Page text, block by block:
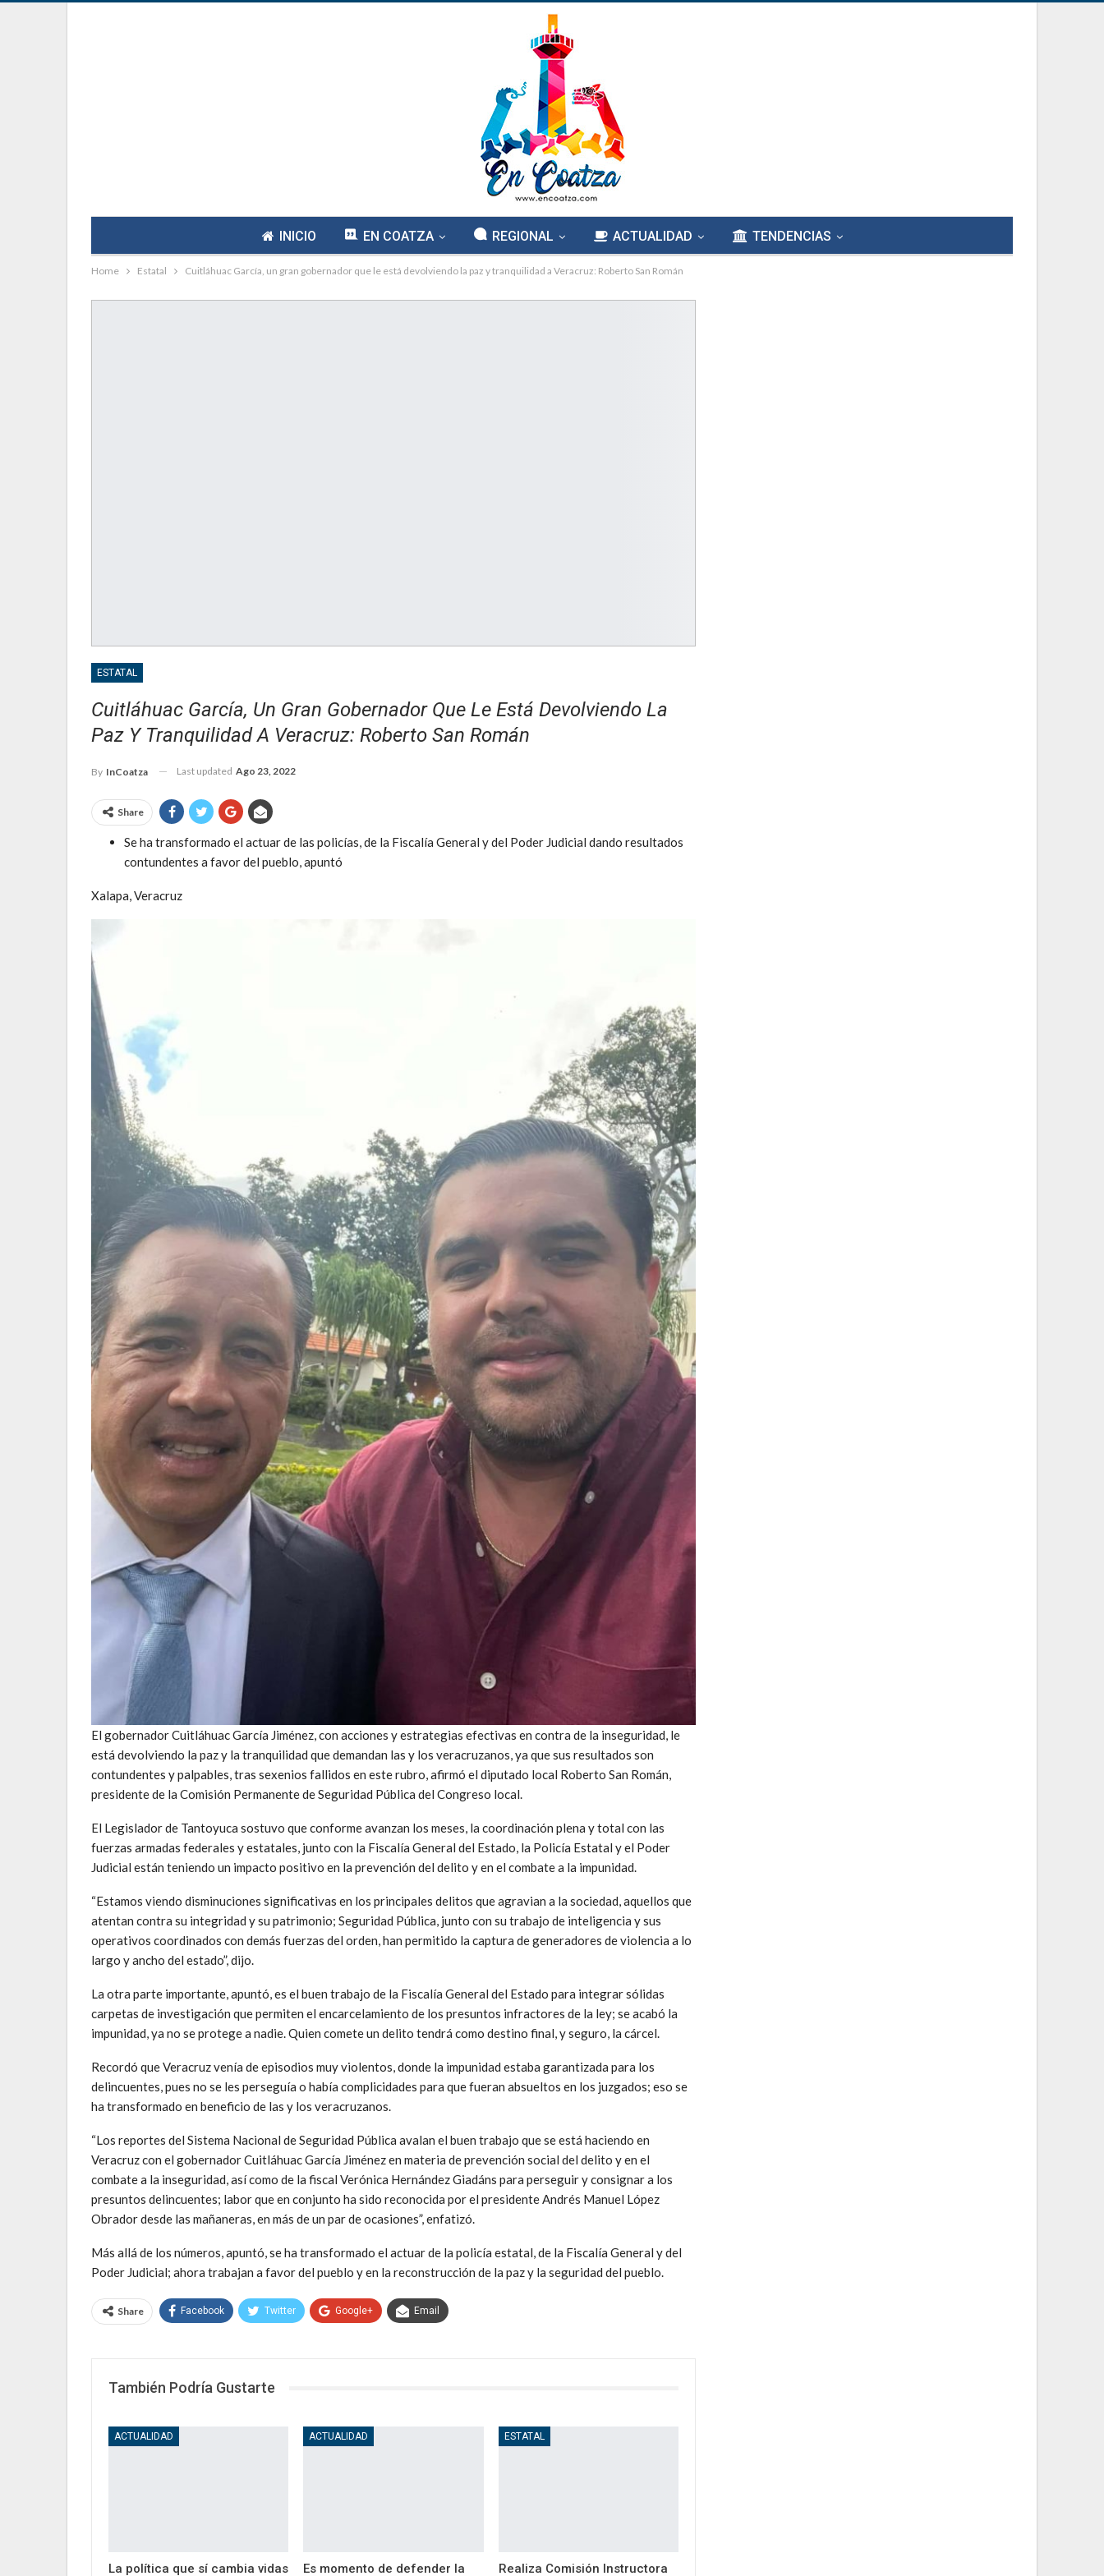
INICIO EN COATZA REGIONAL ACTUALIDAD TENDENCIAS
Home Estatal Cuitláhuac García, un gran gobernador que le está devolviendo la paz y tranquilidad a Veracruz: Roberto San Román
ESTATAL
Cuitláhuac García, Un Gran Gobernador Que Le Está Devolviendo La
Paz Y Tranquilidad A Veracruz: Roberto San Román
By InCoatza Last updated Ago 23, 2022
Share
Se ha transformado el actuar de las policías, de la Fiscalía General y del Poder Judicial dando resultados
contundentes a favor del pueblo, apuntó
Xalapa, Veracruz
El gobernador Cuitláhuac García Jiménez, con acciones y estrategias efectivas en contra de la inseguridad, le
está devolviendo la paz y la tranquilidad que demandan las y los veracruzanos, ya que sus resultados son
contundentes y palpables, tras sexenios fallidos en este rubro, afirmó el diputado local Roberto San Román,
presidente de la Comisión Permanente de Seguridad Pública del Congreso local.
El Legislador de Tantoyuca sostuvo que conforme avanzan los meses, la coordinación plena y total con las
fuerzas armadas federales y estatales, junto con la Fiscalía General del Estado, la Policía Estatal y el Poder
Judicial están teniendo un impacto positivo en la prevención del delito y en el combate a la impunidad.
“Estamos viendo disminuciones significativas en los principales delitos que agravian a la sociedad, aquellos que
atentan contra su integridad y su patrimonio; Seguridad Pública, junto con su trabajo de inteligencia y sus
operativos coordinados con demás fuerzas del orden, han permitido la captura de generadores de violencia a lo
largo y ancho del estado”, dijo.
La otra parte importante, apuntó, es el buen trabajo de la Fiscalía General del Estado para integrar sólidas
carpetas de investigación que permiten el encarcelamiento de los presuntos infractores de la ley; se acabó la
impunidad, ya no se protege a nadie. Quien comete un delito tendrá como destino final, y seguro, la cárcel.
Recordó que Veracruz venía de episodios muy violentos, donde la impunidad estaba garantizada para los
delincuentes, pues no se les perseguía o había complicidades para que fueran absueltos en los juzgados; eso se
ha transformado en beneficio de las y los veracruzanos.
“Los reportes del Sistema Nacional de Seguridad Pública avalan el buen trabajo que se está haciendo en
Veracruz con el gobernador Cuitláhuac García Jiménez en materia de prevención social del delito y en el
combate a la inseguridad, así como de la fiscal Verónica Hernández Giadáns para perseguir y consignar a los
presuntos delincuentes; labor que en conjunto ha sido reconocida por el presidente Andrés Manuel López
Obrador desde las mañaneras, en más de un par de ocasiones”, enfatizó.
Más allá de los números, apuntó, se ha transformado el actuar de la policía estatal, de la Fiscalía General y del
Poder Judicial; ahora trabajan a favor del pueblo y en la reconstrucción de la paz y la seguridad del pueblo.
Share Facebook Twitter Google+ Email
También Podría Gustarte
ACTUALIDAD
La política que sí cambia vidas
ACTUALIDAD
Es momento de defender la
ESTATAL
Realiza Comisión Instructora